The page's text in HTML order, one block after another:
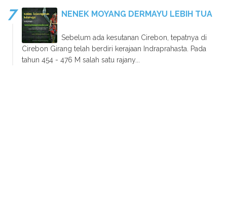
NENEK MOYANG DERMAYU LEBIH TUA
Sebelum ada kesutanan Cirebon, tepatnya di
Cirebon Girang telah berdiri kerajaan Indraprahasta. Pada
tahun 454 - 476 M salah satu rajany...